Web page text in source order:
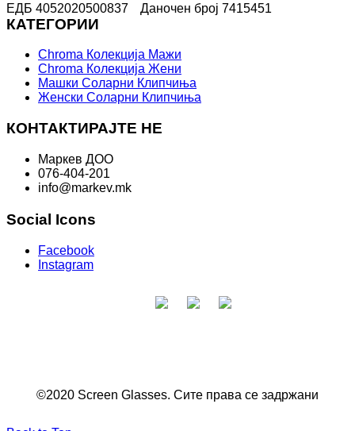
ЕДБ 4052020500837
Даночен број 7415451
КАТЕГОРИИ
Chroma Колекција Мажи
Chroma Колекција Жени
Машки Соларни Клипчиња
Женски Соларни Клипчиња
КОНТАКТИРАЈТЕ НЕ
Маркев ДОО
076-404-201
info@markev.mk
Social Icons
Facebook
Instagram
©2020 Screen Glasses. Сите права се задржани